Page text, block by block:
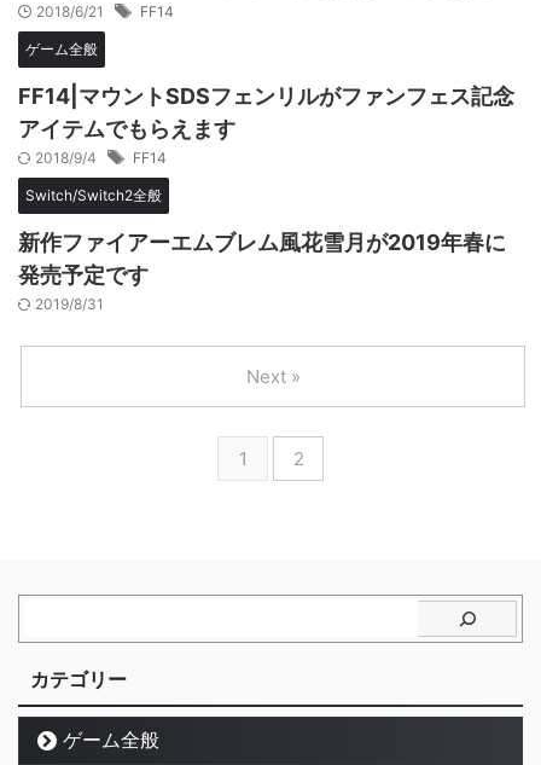
2018/6/21 FF14
ゲーム全般
FF14|マウントSDSフェンリルがファンフェス記念
アイテムでもらえます
2018/9/4 FF14
Switch/Switch2全般
新作ファイアーエムブレム風花雪月が2019年春に
発売予定です
2019/8/31
1 2
Next »
カテゴリー
ゲーム全般